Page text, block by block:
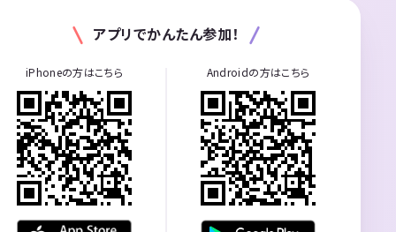
アプリでかんたん参加！
iPhoneの方はこちら Androidの方はこちら